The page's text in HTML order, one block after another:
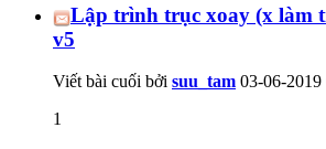
Lập trình trục xoay (x làm
v5
Viết bài cuối bởi suu_tam 03-06-2019
1